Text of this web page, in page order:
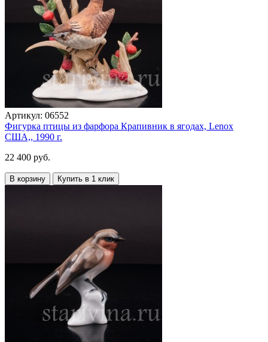
Артикул: 06552
Фигурка птицы из фарфора Крапивник в ягодах, Lenox
США,, 1990 г.
22 400 руб.
В корзину Купить в 1 клик